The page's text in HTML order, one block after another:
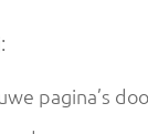
pagina’s